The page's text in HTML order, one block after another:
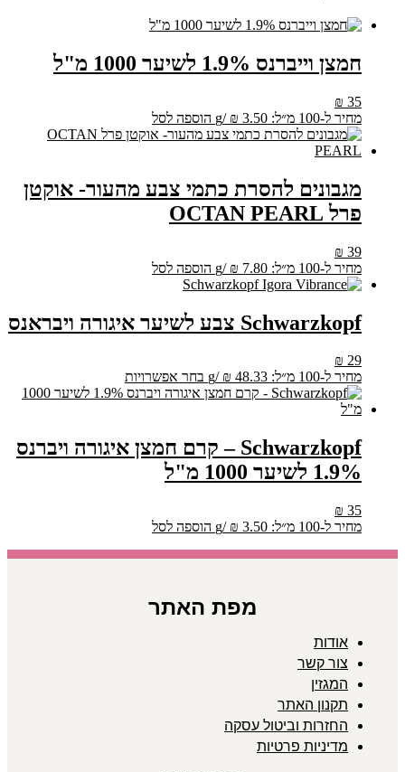
חמצן וייברנס 1.9% לשיער 1000 מ"ל
₪ 35
מחיר ל-100 מ״ל:
₪ 3.50
/
g הוספה לסל
מגבונים להסרת כתמי צבע מהעור- אוקטן
פרל OCTAN PEARL
₪ 39
מחיר ל-100 מ״ל:
₪ 7.80
/
g הוספה לסל
Schwarzkopf צבע לשיער איגורה ויבראנס
₪ 29
מחיר ל-100 מ״ל:
₪ 48.33
/
g בחר אפשרויותלמוצר
זה
סוגים.
ניתן
Schwarzkopf – קרם חמצן איגורה ויברנס
1.9% לשיער 1000 מ"ל
₪ 35
מחיר ל-100 מ״ל:
₪ 3.50
/
g הוספה לסל
מפת האתר
אודות
צור קשר
המגזין
תקנון האתר
החזרות וביטול עסקה
מדיניות פרטיות